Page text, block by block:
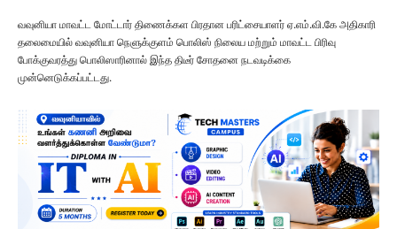
வவுனியா மாவட்ட மோட்டார் திணைக்கள பிரதான பரிட்சையாளர் ஏ.எம்.வி.கே அதிகாரி
தலைமையில் வவுனியா நெளுக்குளம் பொலிஸ் நிலைய மற்றும் மாவட்ட பிரிவு
போக்குவரத்து பொலிஸாரினால் இந்த திடீர் சோதனை நடவடிக்கை
முன்னெடுக்கப்பட்டது.